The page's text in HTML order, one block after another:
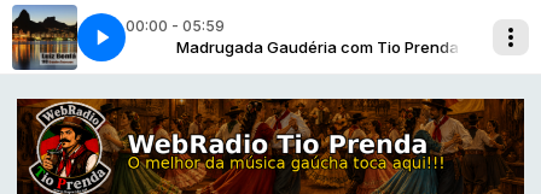
00:00 - 05:59
Prenda Madrugada Gaudéria com Tio Prenda
Godoy - Int-Luiza BarbosaMeu Verso é Assim - L-Djalma C.